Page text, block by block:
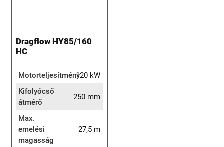
Dragflow HY85/160
HC
Motorteljesítmény120 kW
Kifolyócső
átmérő
250 mm
Max.
emelési
magasság
27,5 m